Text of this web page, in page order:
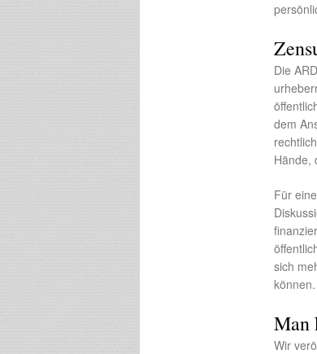
Die
dem
Hände,
Für
sich
können.
Man
Wir